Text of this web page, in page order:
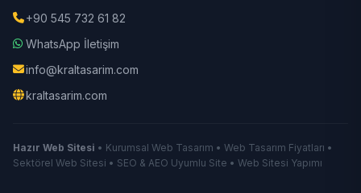
+90 545 732 61 82
WhatsApp İletişim
info@kraltasarim.com
kraltasarim.com
Hazır Web Sitesi • Kurumsal Web Tasarım • Web Tasarım Fiyatları •
Sektörel Web Sitesi • SEO & AEO Uyumlu Site • Web Sitesi Yapımı